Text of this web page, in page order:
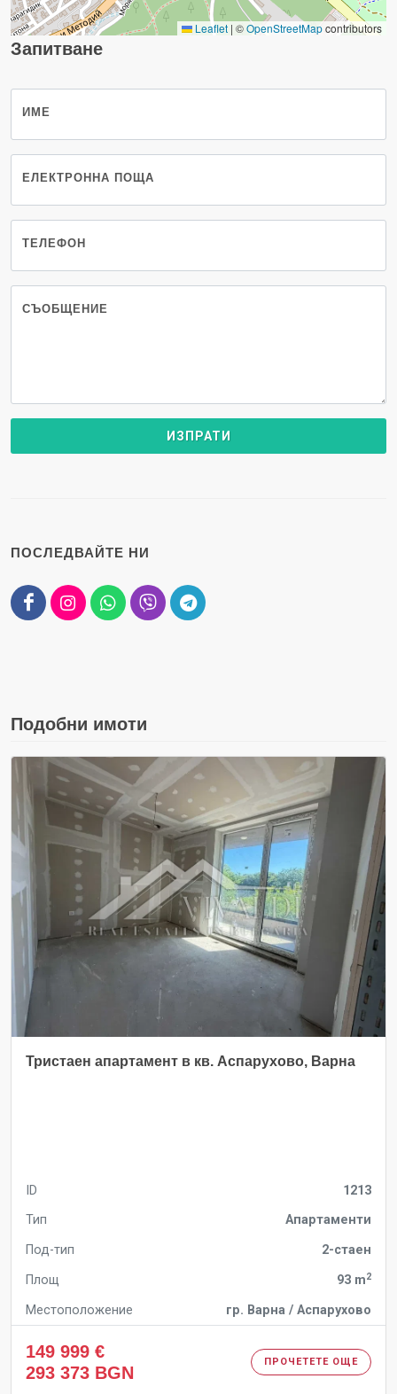
Leaflet | ©OpenStreetMapcontributors
Запитване
ИМЕ
ЕЛЕКТРОННА ПОЩА
ТЕЛЕФОН
СЪОБЩЕНИЕ
ПОСЛЕДВАЙТЕ НИ
Подобни имоти
Тристаен апартамент в кв. Аспарухово, Варна
ID
1213
Тип
Апартаменти
Под-тип
2-стаен
Площ
93 m2
Местоположение гр. Варна / Аспарухово
149 999 €
293 373 BGN
ПРОЧЕТЕТЕ ОЩЕ